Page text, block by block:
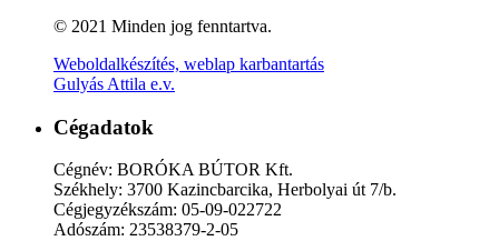
© 2021 Minden jog fenntartva.
Weboldalkészítés, weblap karbantartás
Gulyás Attila e.v.
Cégadatok
Cégnév: BORÓKA BÚTOR Kft.
Székhely: 3700 Kazincbarcika, Herbolyai út 7/b.
Cégjegyzékszám: 05-09-022722
Adószám: 23538379-2-05